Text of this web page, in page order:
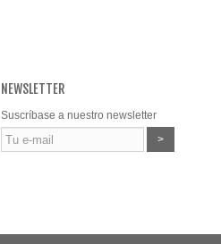
NEWSLETTER
Suscríbase a nuestro newsletter
>